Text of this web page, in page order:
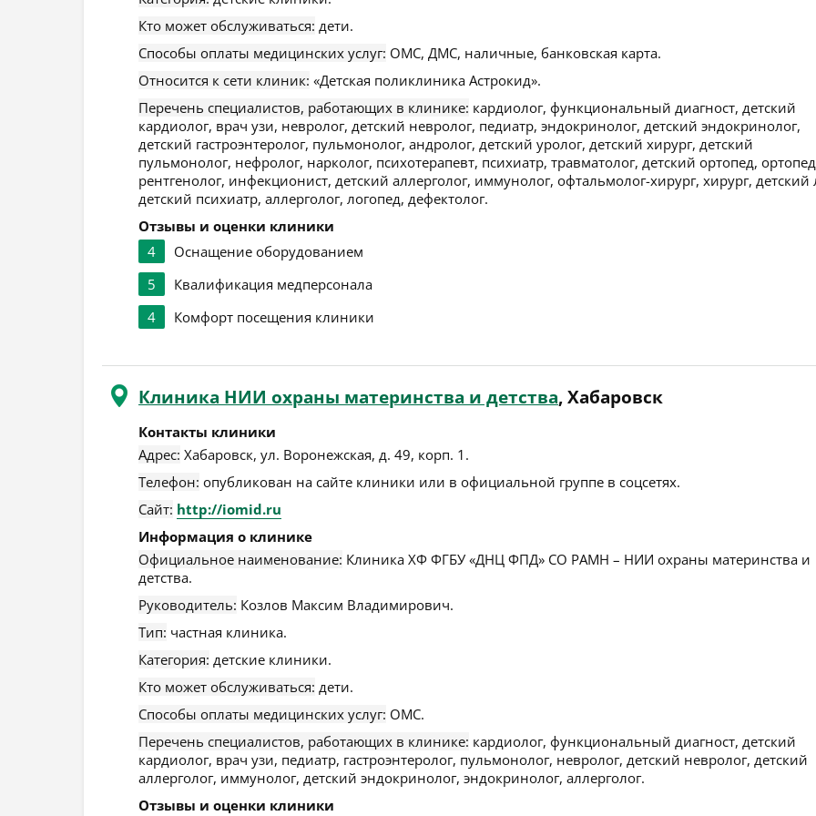
Кто может обслуживаться: дети.
Способы оплаты медицинских услуг: ОМС, ДМС, наличные, банковская карта.
Относится к сети клиник: «Детская поликлиника Астрокид».
Перечень специалистов, работающих в клинике: кардиолог, функциональный диагност, детский
кардиолог, врач узи, невролог, детский невролог, педиатр, эндокринолог, детский эндокринолог,
детский гастроэнтеролог, пульмонолог, андролог, детский уролог, детский хирург, детский
пульмонолог, нефролог, нарколог, психотерапевт, психиатр, травматолог, детский ортопед,
рентгенолог, инфекционист, детский аллерголог, иммунолог, офтальмолог-хирург, хирург, детский
детский психиатр, аллерголог, логопед, дефектолог.
Отзывы и оценки клиники
4
Оснащение оборудованием
5
Квалификация медперсонала
4
Комфорт посещения клиники
Клиника НИИ охраны материнства и детства, Хабаровск
Контакты клиники
Адрес: Хабаровск, ул. Воронежская, д. 49, корп. 1 .
Телефон: опубликован на сайте клиники или в официальной группе в соцсетях.
Сайт: http://iomid.ru
Информация о клинике
Официальное наименование: Клиника ХФ ФГБУ «ДНЦ ФПД» СО РАМН – НИИ охраны материнства и
детства.
Руководитель: Козлов Максим Владимирович.
Тип: частная клиника.
Категория: детские клиники.
Кто может обслуживаться: дети.
Способы оплаты медицинских услуг: ОМС.
Перечень специалистов, работающих в клинике: кардиолог, функциональный диагност, детский
кардиолог, врач узи, педиатр, гастроэнтеролог, пульмонолог, невролог, детский невролог, детский
аллерголог, иммунолог, детский эндокринолог, эндокринолог, аллерголог.
Отзывы и оценки клиники